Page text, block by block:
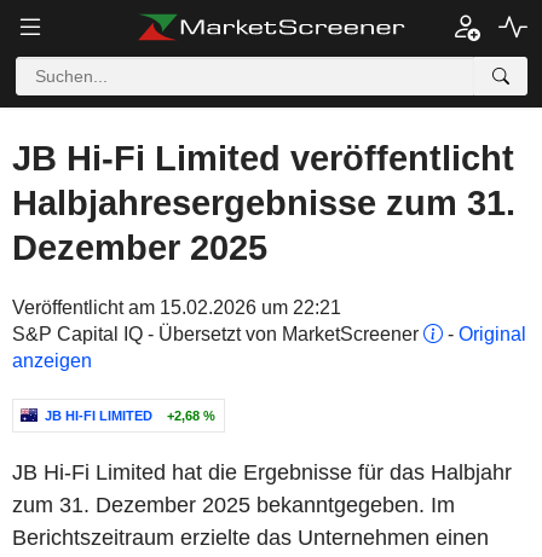
JB Hi-Fi Limited veröffentlicht
Halbjahresergebnisse zum 31.
Dezember 2025
Veröffentlicht am 15.02.2026 um 22:21
S&P Capital IQ - Übersetzt von MarketScreener
- Original
anzeigen
JB HI-FI LIMITED +2,68 %
JB Hi-Fi Limited hat die Ergebnisse für das Halbjahr
zum 31. Dezember 2025 bekanntgegeben. Im
Berichtszeitraum erzielte das Unternehmen einen